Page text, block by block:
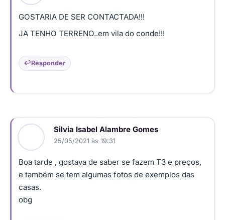
GOSTARIA DE SER CONTACTADA!!!
JA TENHO TERRENO..em vila do conde!!!
Responder
Silvia Isabel Alambre Gomes
25/05/2021 às 19:31
Boa tarde , gostava de saber se fazem T3 e preços,
e também se tem algumas fotos de exemplos das
casas.
obg